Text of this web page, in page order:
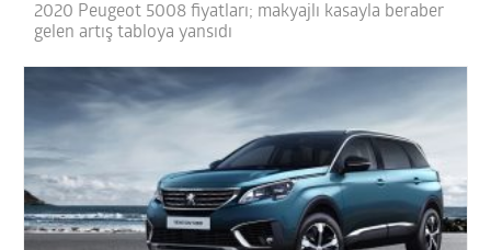
2020 Peugeot 5008 fiyatları; makyajlı kasayla beraber
gelen artış tabloya yansıdı